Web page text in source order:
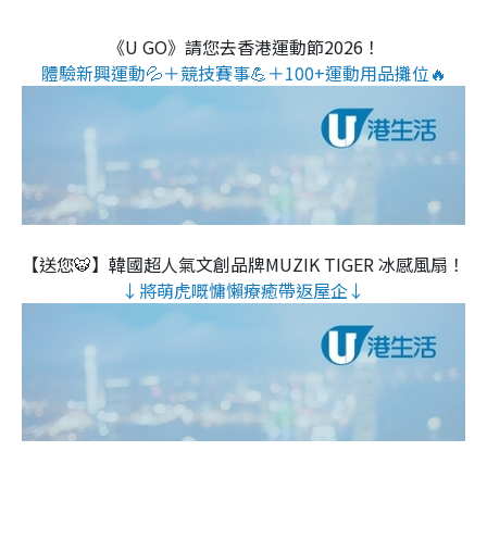
《U GO》請您去香港運動節2026！
體驗新興運動💦＋競技賽事💪＋100+運動用品攤位🔥
【送您🐯】韓國超人氣文創品牌MUZIK TIGER 冰感風扇！
↓將萌虎嘅慵懶療癒帶返屋企↓